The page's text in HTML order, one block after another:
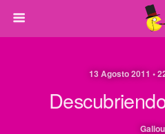
13 Agosto 2011 •